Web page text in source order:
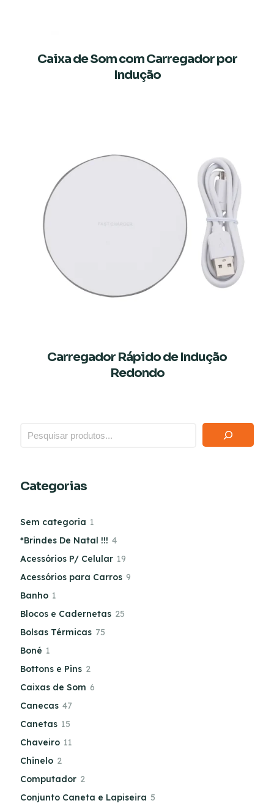
Caixa de Som com Carregador por
Indução
Carregador Rápido de Indução
Redondo
Categorias
Sem categoria 1
*Brindes De Natal !!! 4
Acessórios P/ Celular 19
Acessórios para Carros 9
Banho 1
Blocos e Cadernetas 25
Bolsas Térmicas 75
Boné 1
Bottons e Pins 2
Caixas de Som 6
Canecas 47
Canetas 15
Chaveiro 11
Chinelo 2
Computador 2
Conjunto Caneta e Lapiseira 5